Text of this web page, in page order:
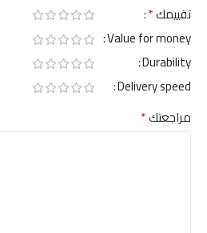
تقييمك*
Value for money
Durability
Delivery speed
مراجعتك*